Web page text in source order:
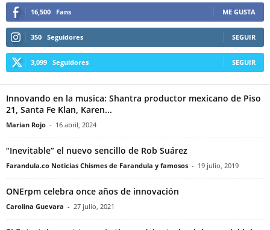
16,500 Fans ME GUSTA
350 Seguidores SEGUIR
3,099 Seguidores SEGUIR
Innovando en la musica: Shantra productor mexicano de Piso
21, Santa Fe Klan, Karen...
Marian Rojo - 16 abril, 2024
“Inevitable” el nuevo sencillo de Rob Suárez
Farandula.co Noticias Chismes de Farandula y famosos - 19 julio, 2019
ONErpm celebra once años de innovación
Carolina Guevara - 27 julio, 2021